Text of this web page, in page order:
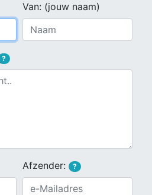
Van: (jouw naam)
?
Afzender: ?